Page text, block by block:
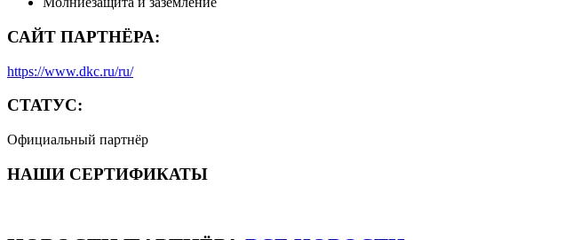
САЙТ ПАРТНЁРА:
https://www.dkc.ru/ru/
СТАТУС:
Официальный партнёр
НАШИ СЕРТИФИКАТЫ